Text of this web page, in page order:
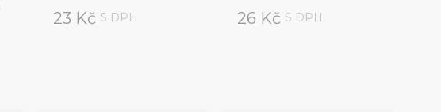
23 Kč S DPH 26 Kč S DPH